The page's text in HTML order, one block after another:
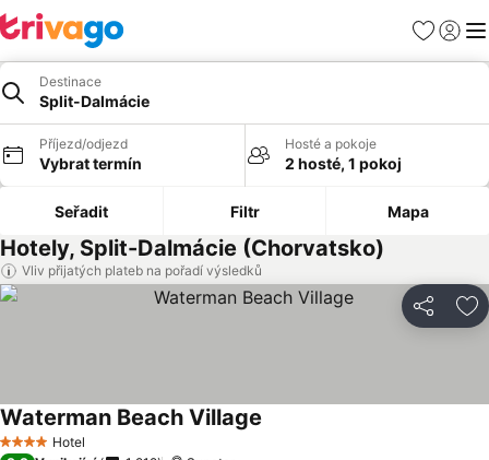
Oblíbené
Destinace
Split-Dalmácie
Příjezd/odjezd
Vybrat termín
Hosté a pokoje
2 hosté, 1 pokoj
Seřadit Filtr Mapa
Hotely, Split-Dalmácie (Chorvatsko)
Vliv přijatých plateb na pořadí výsledků
Sdílet
4 Počet hvězdiček
Hotel
Waterman Beach Village